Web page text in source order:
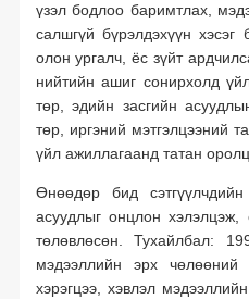
үзэл бодлоо баримтлах,
салшгүй бүрэлдэхүүн
олон ургалч, ёс зүйт
нийтийн ашиг сонирхолд
төр, эдийн засгийн
төр, иргэний мэтгэлцээний
үйл ажиллагаанд татан
Өнөөдөр бид
асуудлыг онцлон
төлөвлөсөн. Тухайлбал:
мэдээллийн эрх чөлөөний
хэрэгцээ, хэвлэл